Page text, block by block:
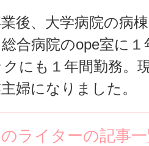
後、大学病院の病
合病院のope室に１
にも１年間勤務。
婦になりました。
ライターの記事